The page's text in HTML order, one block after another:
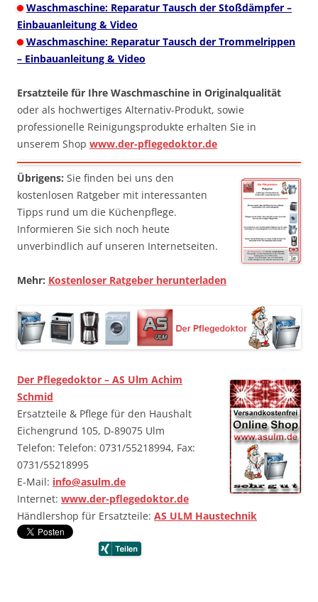
Waschmaschine: Reparatur Tausch der Stoßdämpfer –
Einbauanleitung & Video
Waschmaschine: Reparatur Tausch der Trommelrippen
– Einbauanleitung & Video
Ersatzteile für Ihre Waschmaschine in Originalqualität
oder als hochwertiges Alternativ-Produkt, sowie
professionelle Reinigungsprodukte erhalten Sie in
unserem Shop www.der-pflegedoktor.de
Übrigens: Sie finden bei uns den
kostenlosen Ratgeber mit interessanten
Tipps rund um die Küchenpflege.
Informieren Sie sich noch heute
unverbindlich auf unseren Internetseiten.
Mehr: Kostenloser Ratgeber herunterladen
Der Pflegedoktor – AS Ulm Achim
Schmid
Ersatzteile & Pflege für den Haushalt
Eichengrund 105, D-89075 Ulm
Telefon: Telefon: 0731/55218994, Fax:
0731/55218995
E-Mail: info@asulm.de
Internet: www.der-pflegedoktor.de
Händlershop für Ersatzteile: AS ULM Haustechnik